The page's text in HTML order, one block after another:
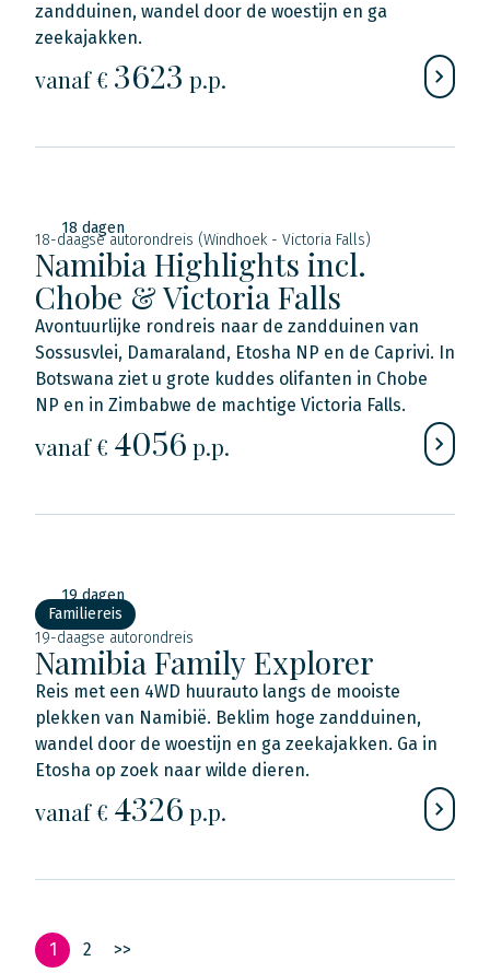
zandduinen, wandel door de woestijn en ga
zeekajakken.
vanaf € 3623 p.p.
18 dagen
18-daagse autorondreis (Windhoek - Victoria Falls)
Namibia Highlights incl.
Chobe & Victoria Falls
Avontuurlijke rondreis naar de zandduinen van
Sossusvlei, Damaraland, Etosha NP en de Caprivi. In
Botswana ziet u grote kuddes olifanten in Chobe
NP en in Zimbabwe de machtige Victoria Falls.
vanaf € 4056 p.p.
19 dagen
Familiereis
19-daagse autorondreis
Namibia Family Explorer
Reis met een 4WD huurauto langs de mooiste
plekken van Namibië. Beklim hoge zandduinen,
wandel door de woestijn en ga zeekajakken. Ga in
Etosha op zoek naar wilde dieren.
vanaf € 4326 p.p.
1 2 >>